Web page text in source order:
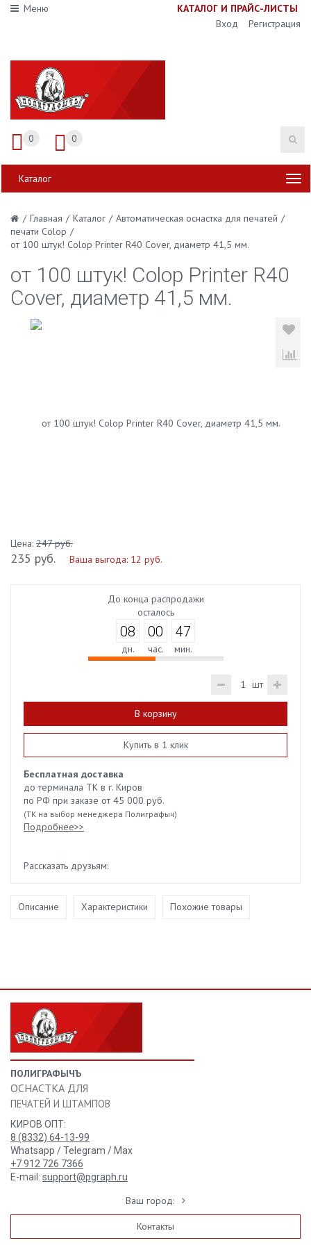
Меню КАТАЛОГ И ПРАЙС-ЛИСТЫ
Вход
Регистрация
0 0
Каталог
/ Главная / Каталог / Автоматическая оснастка для печатей /
печати Colop /
от 100 штук! Colop Printer R40 Cover, диаметр 41,5 мм.
от 100 штук! Colop Printer R40
Cover, диаметр 41,5 мм.
Цена: 247 руб.
235 руб. Ваша выгода: 12 руб.
До конца распродажи
осталось
08
дн.
00
час.
47
мин.
шт
В корзину
Купить в 1 клик
Бесплатная доставка
до терминала ТК в г. Киров
по РФ при заказе от 45 000 руб.
(ТК на выбор менеджера Полиграфыч)
Подробнее>>
Рассказать друзьям:
Описание Характеристики Похожие товары
ПОЛИГРАФЫЧЪ
ОСНАСТКА ДЛЯ
ПЕЧАТЕЙ И ШТАМПОВ
КИРОВ ОПТ:
8 (8332) 64-13-99
Whatsapp / Telegram / Max
+7 912 726 7366
E-mail: support@pgraph.ru
Ваш город:
Контакты